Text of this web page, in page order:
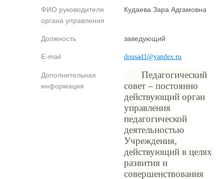
ФИО руководителя
органа управления
Кудаева Зара Адгамовна
Должность заведующий
E-mail dousad1@yandex.ru
Дополнительная
информация
Педагогический
совет – постоянно
действующий орган
управления
педагогической
деятельностью
Учреждения,
действующий в целях
развития и
совершенствования